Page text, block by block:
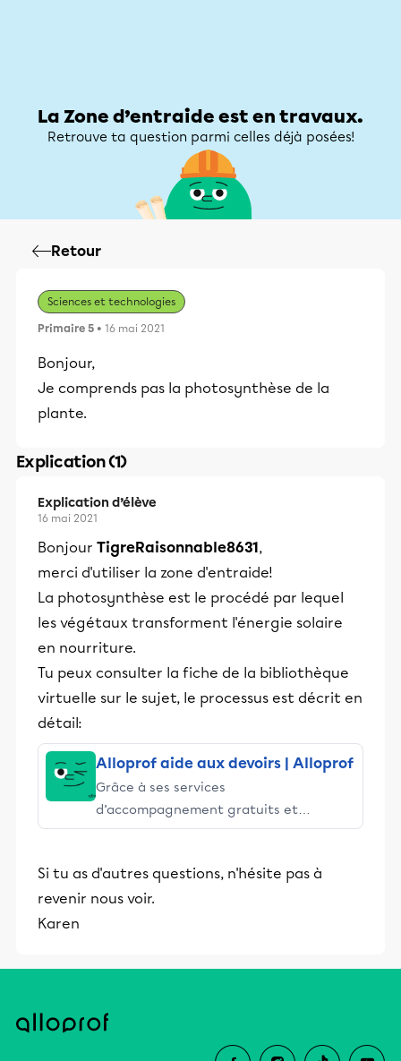
La Zone d’entraide est en travaux.
Retrouve ta question parmi celles déjà posées!
Retour
Sciences et technologies
Primaire 5 • 16 mai 2021
Bonjour,
Je comprends pas la photosynthèse de la
plante.
Explication (1)
Explication d’élève
16 mai 2021
Bonjour TigreRaisonnable8631,
merci d'utiliser la zone d'entraide!
La photosynthèse est le procédé par lequel
les végétaux transforment l'énergie solaire
en nourriture.
Tu peux consulter la fiche de la bibliothèque
virtuelle sur le sujet, le processus est décrit en
détail:
Alloprof aide aux devoirs | Alloprof
Grâce à ses services
d’accompagnement gratuits et
stimulants, Alloprof engage les élèves
éducative.
Si tu as d'autres questions, n'hésite pas à
revenir nous voir.
Karen